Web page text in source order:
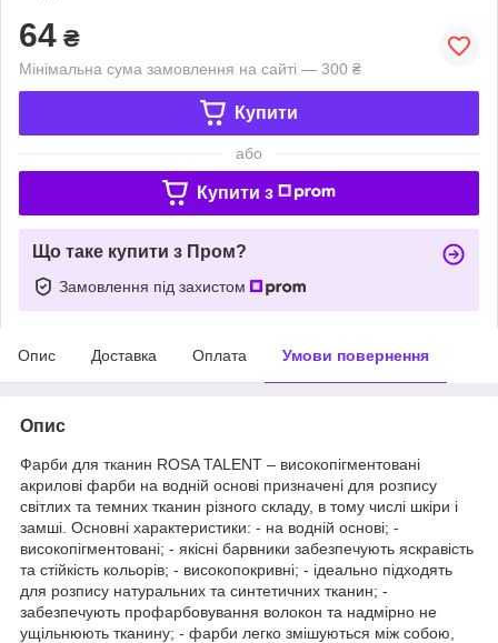
64 ₴
Мінімальна сума замовлення на сайті — 300 ₴
Купити
або
Купити з
Що таке купити з Пром?
Замовлення під захистом
Опис Доставка Оплата Умови повернення
Опис
Фарби для тканин ROSA TALENT – високопігментовані
акрилові фарби на водній основі призначені для розпису
світлих та темних тканин різного складу, в тому числі шкіри і
замші. Основні характеристики: - на водній основі; -
високопігментовані; - якісні барвники забезпечують яскравість
та стійкість кольорів; - високопокривні; - ідеально підходять
для розпису натуральних та синтетичних тканин; -
забезпечують профарбовування волокон та надмірно не
ущільнюють тканину; - фарби легко змішуються між собою,